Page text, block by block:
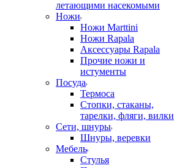
летающими насекомыми
Ножи
Ножи Marttini
Ножи Rapala
Аксессуары Rapala
Прочие ножи и
истументы
Посуда
Термоса
Стопки, стаканы,
тарелки, фляги, вилки
Сети, шнуры
Шнуры, веревки
Мебель
Стулья